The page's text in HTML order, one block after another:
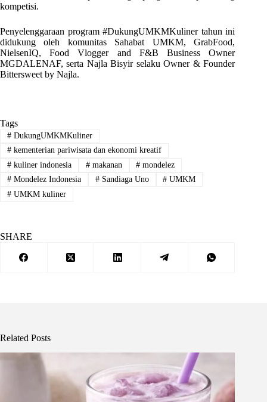
kompetisi.
Penyelenggaraan program #DukungUMKMKuliner tahun ini
didukung oleh komunitas Sahabat UMKM, GrabFood,
NielsenIQ, Food Vlogger and F&B Business Owner
MGDALENAF, serta Najla Bisyir selaku Owner & Founder
Bittersweet by Najla.
Tags
#DukungUMKMKuliner
#kementerian pariwisata dan ekonomi kreatif
#kuliner indonesia #makanan # mondelez
#Mondelez Indonesia #Sandiaga Uno # UMKM
#UMKM kuliner
SHARE
Related Posts